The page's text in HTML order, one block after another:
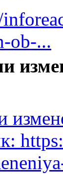
ob-...